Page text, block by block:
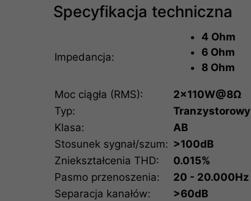
Specyfikacja techniczna
Impedancja:
4 Ohm
6 Ohm
8 Ohm
Moc ciągła (RMS):
2x110W@8Ω
Typ:
Tranzystorowy
Klasa:
AB
Stosunek sygnał/szum: >100dB
Zniekształcenia THD:
0.015%
Pasmo przenoszenia:
20 - 20.000Hz
Separacja kanałów:
>60dB